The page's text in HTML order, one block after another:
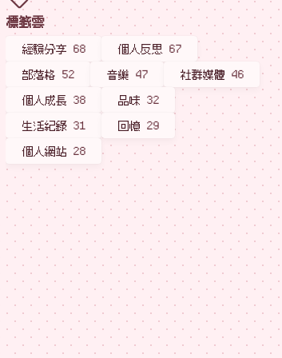
標籤雲
經驗分享 68 個人反思 67
部落格 52 音樂 47 社群媒體 46
個人成長 38 品味 32
生活紀錄 31 回憶 29
個人網站 28